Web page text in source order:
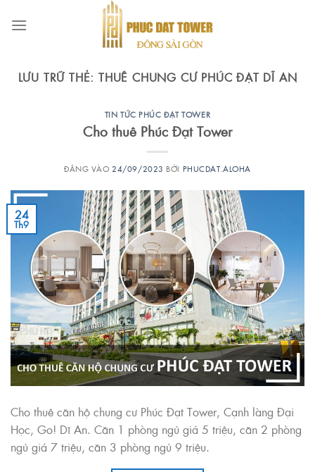
qua
LƯU TRỮ THẺ: THUÊ CHUNG CƯ PHÚC ĐẠT DĨ AN
TIN TỨC PHÚC ĐẠT TOWER
Cho thuê Phúc Đạt Tower
ĐĂNG VÀO24/09/2023 BỞI PHUCDAT.ALOHA
24
Th9
Cho thuê căn hộ chung cư Phúc Đạt Tower, Cạnh làng Đại
Học, Go! Dĩ An. Căn 1 phòng ngủ giá 5 triệu, căn 2 phòng
ngủ giá 7 triệu, căn 3 phòng ngủ 9 triệu.